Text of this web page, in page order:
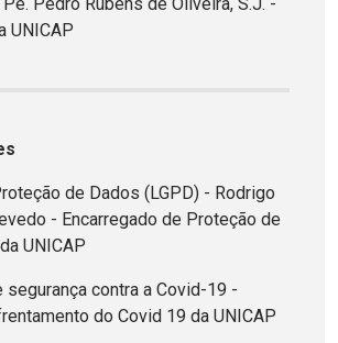
UNICAP
de Dados (LGPD) - Rodrigo
- Encarregado de Proteção de
UNICAP
contra a Covid-19 -
do Covid 19 da UNICAP